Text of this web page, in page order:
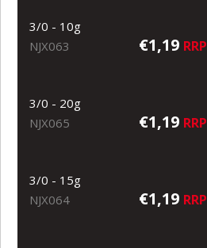
3/0 - 10g
NJX063
€1,19 RRP
3/0 - 20g
NJX065
€1,19 RRP
3/0 - 15g
NJX064
€1,19 RRP